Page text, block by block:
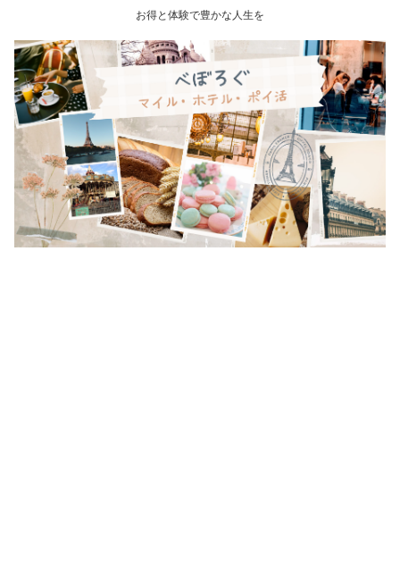
お得と体験で豊かな人生を